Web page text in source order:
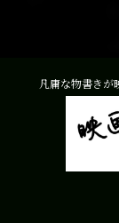
凡庸な物書きが